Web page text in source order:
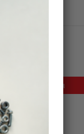
Προσθήκη Στο Καλάθι